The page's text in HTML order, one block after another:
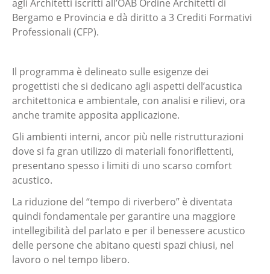
agli Architetti iscritti all’OAB Ordine Architetti di
Bergamo e Provincia e dà diritto a 3 Crediti Formativi
Professionali (CFP).
Il programma è delineato sulle esigenze dei
progettisti che si dedicano agli aspetti dell’acustica
architettonica e ambientale, con analisi e rilievi, ora
anche tramite apposita applicazione.
Gli ambienti interni, ancor più nelle ristrutturazioni
dove si fa gran utilizzo di materiali fonoriflettenti,
presentano spesso i limiti di uno scarso comfort
acustico.
La riduzione del “tempo di riverbero” è diventata
quindi fondamentale per garantire una maggiore
intellegibilità del parlato e per il benessere acustico
delle persone che abitano questi spazi chiusi, nel
lavoro o nel tempo libero.